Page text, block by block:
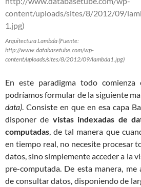
Arquitectura Lambda (Fuente:
http://www.databasetube.com/wp-
content/uploads/sites/8/2012/09/lambda1.jpg)
En este paradigma todo comienza
podríamos formular de la siguiente
data). Consiste en que en esa capa
disponer de vistas indexadas de
computadas, de tal manera que
en tiempo real, no necesite procesar
datos, sino simplemente acceder a la
pre-computada. De esta manera, me
de consultar datos, disponiendo de